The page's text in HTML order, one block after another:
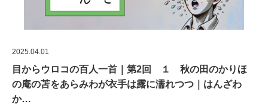
2025.04.01
目からウロコの百人一首｜第2回 １ 秋の田のかりほ
の庵の苫をあらみわが衣手は露に濡れつつ｜はんざわ
か…